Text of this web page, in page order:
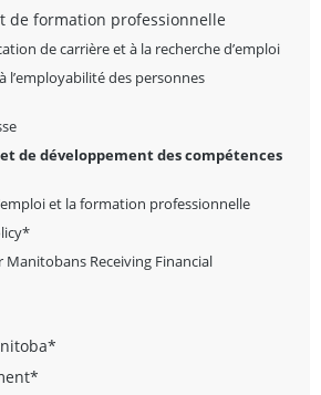
de formation professionnelle
de carrière et à la recherche d’emploi
l’employabilité des personnes
de développement des compétences
et la formation professionnelle
Receiving Financial